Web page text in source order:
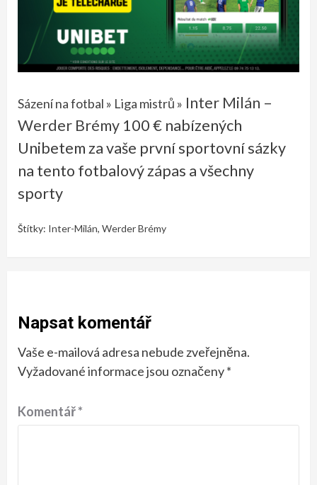
Sázení na fotbal » Liga mistrů » Inter Milán –
Werder Brémy 100 € nabízených
Unibetem za vaše první sportovní sázky
na tento fotbalový zápas a všechny
sporty
Štítky: Inter-Milán, Werder Brémy
Napsat komentář
Vaše e-mailová adresa nebude zveřejněna.
Vyžadované informace jsou označeny*
Komentář*